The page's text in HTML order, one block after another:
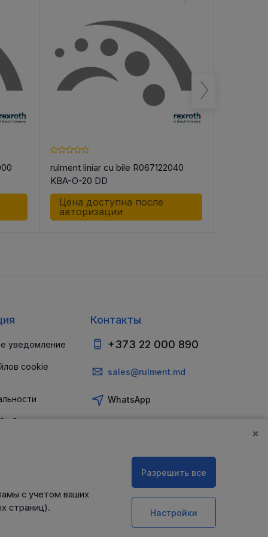
rulment liniar cu bile R067122040
KBA-O-20 DD
Цена доступна после
авторизации
уведомление
cookie
обеспечении
Контакты
+373 22 000 890
sales@rulment.md
WhatsApp
×
с учетом ваших
страниц).
Разрешить все
Настройки